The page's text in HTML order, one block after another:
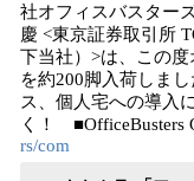
社オフィスバスター
慶 <東京証券取引所
下当社）>は、この度
を約200脚入荷しま
ス、個人宅への導入
く！
■OfficeBusters
rs/com